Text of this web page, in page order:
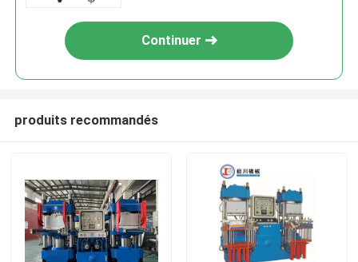
Continuer
produits recommandés